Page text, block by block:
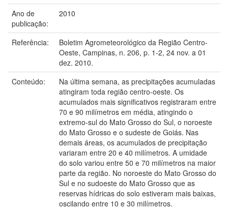
Ano de
publicação:
2010
Referência:
Boletim Agrometeorológico da Região Centro-
Oeste, Campinas, n. 206, p. 1-2, 24 nov. a 01
dez. 2010.
Conteúdo:
Na última semana, as precipitações acumuladas
atingiram toda região centro-oeste. Os
acumulados mais significativos registraram entre
70 e 90 milímetros em média, atingindo o
extremo-sul do Mato Grosso do Sul, o noroeste
do Mato Grosso e o sudeste de Goiás. Nas
demais áreas, os acumulados de precipitação
variaram entre 20 e 40 milímetros. A umidade
do solo variou entre 50 e 70 milímetros na maior
parte da região. No noroeste do Mato Grosso do
Sul e no sudoeste do Mato Grosso que as
reservas hídricas do solo estiveram mais baixas,
oscilando entre 10 e 30 milímetros.